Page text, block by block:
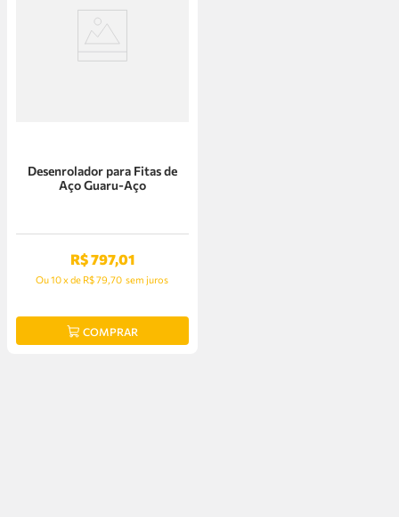
Desenrolador para Fitas de
Aço Guaru-Aço
R$797,01
Ou10xde R$ 79,70 sem juros
COMPRAR